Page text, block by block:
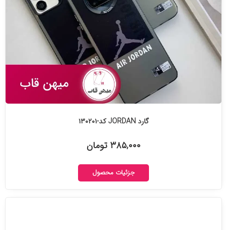
گارد JORDAN کد-۱۳۰۲۰۱
۳۸۵,۰۰۰ تومان
جزئیات محصول